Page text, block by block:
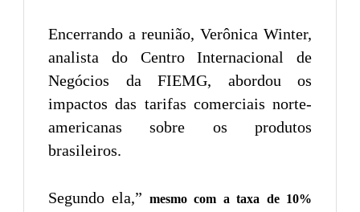
Encerrando a reunião, Verônica Winter,
analista do Centro Internacional de
Negócios da FIEMG, abordou os
impactos das tarifas comerciais norte-
americanas sobre os produtos
brasileiros.
Segundo ela,” mesmo com a taxa de 10%